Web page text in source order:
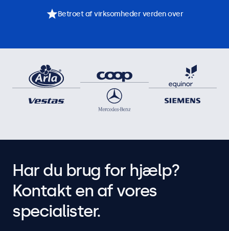
Betroet af virksomheder verden over
Har du brug for hjælp?
Kontakt en af vores
specialister.